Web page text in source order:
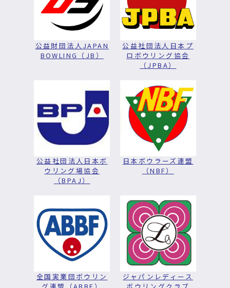
公益財団法人JAPAN
BOWLING（JB）
公益社団法人日本プ
ロボウリング協会
（JPBA）
公益社団法人日本ボ
ウリング場協会
（BPAJ）
日本ボウラーズ連盟
（NBF）
全国実業団ボウリン
ジャパンレディース